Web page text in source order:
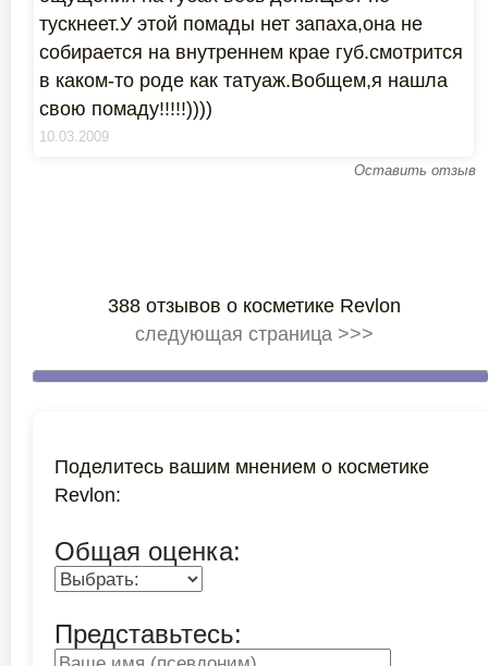
тускнеет.У этой помады нет запаха,она не
собирается на внутреннем крае губ.смотрится
в каком-то роде как татуаж.Вобщем,я нашла
свою помаду!!!!!))))
10.03.2009
Оставить отзыв
388 отзывов о косметике Revlon
следующая страница >>>
Поделитесь вашим мнением о косметике
Revlon:
Общая оценка:
Представьтесь: